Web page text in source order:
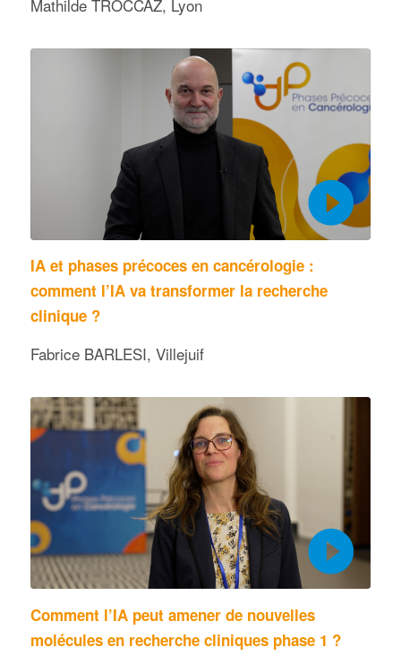
Mathilde TROCCAZ, Lyon
IA et phases précoces en cancérologie :
comment l’IA va transformer la recherche
clinique ?
Fabrice BARLESI, Villejuif
Comment l’IA peut amener de nouvelles
molécules en recherche cliniques phase 1 ?